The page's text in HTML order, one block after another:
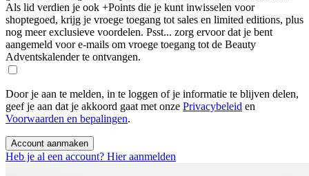
Als lid verdien je ook +Points die je kunt inwisselen voor
shoptegoed, krijg je vroege toegang tot sales en limited editions, plus
nog meer exclusieve voordelen. Psst... zorg ervoor dat je bent
aangemeld voor e-mails om vroege toegang tot de Beauty
Adventskalender te ontvangen.
Door je aan te melden, in te loggen of je informatie te blijven delen,
geef je aan dat je akkoord gaat met onze Privacybeleid en
Voorwaarden en bepalingen.
Account aanmaken
Heb je al een account? Hier aanmelden